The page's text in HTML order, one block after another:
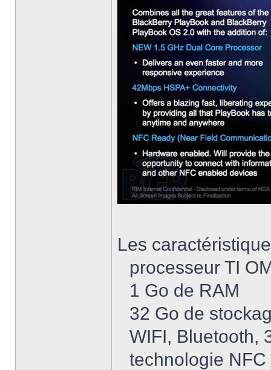
Les
processeur TI
1 Go de RAM
32 Go de
WIFI, Bluetooth,
technologie NFC